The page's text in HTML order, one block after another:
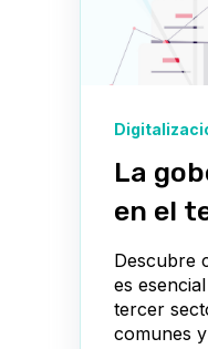
La
en el
Descubre
es
tercer
comunes